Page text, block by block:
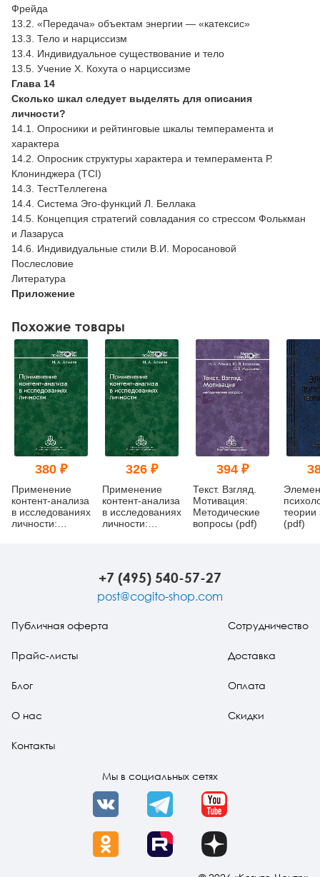
Фрейда
13.2. «Передача» объектам энергии — «катексис»
13.3. Тело и нарциссизм
13.4. Индивидуальное существование и тело
13.5. Учение X. Кохута о нарциссизме
Глава 14
Сколько шкал следует выделять для описания
личности?
14.1. Опросники и рейтинговые шкалы темперамента и
характера
14.2. Опросник структуры характера и темперамента Р.
Клонинджера (TCI)
14.3. ТестТеллегена
14.4. Система Эго-функций Л. Беллака
14.5. Концепция стратегий совладания со стрессом Фолькман
и Лазаруса
14.6. Индивидуальные стили В.И. Моросановой
Послесловие
Литература
Приложение
Похожие товары
380 ₽
Применение
контент-анализа
в исследованиях
личности:
326 ₽
Применение
контент-анализа
в исследованиях
личности:
394 ₽
Текст. Взгляд.
Мотивация:
Методические
вопросы (pdf)
теории
(pdf)
+7 (495) 540-57-27
post@cogito-shop.com
Публичная оферта
Прайс-листы
Блог
О нас
Контакты
Сотрудничество
Доставка
Оплата
Скидки
Мы в социальных сетях
VK Telegram YouTube
OK Rutube Dzen